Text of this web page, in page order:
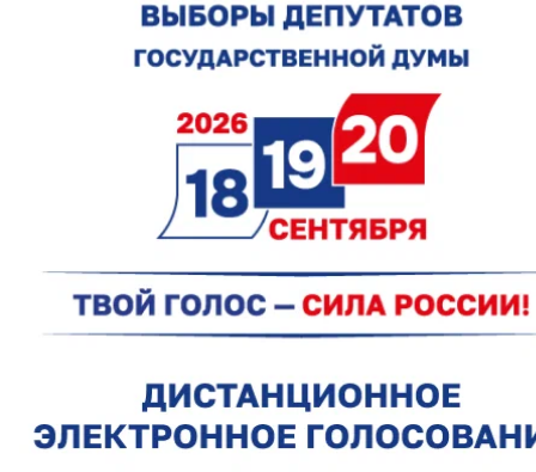
Когда данные становятся дорогами:
цифровая аналитика на службе
инфраструктуры